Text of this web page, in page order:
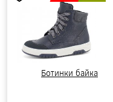
Ботинки байка